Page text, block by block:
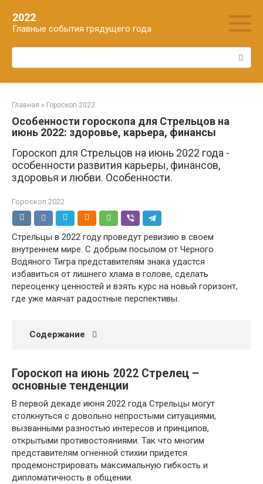
контенту
2022
Главные события грядущего года
Главная » Гороскоп 2022
Особенности гороскопа для Стрельцов на
июнь 2022: здоровье, карьера, финансы
Гороскоп для Стрельцов на июнь 2022 года -
особенности развития карьеры, финансов,
здоровья и любви. Особенности.
Гороскоп 2022
Стрельцы в 2022 году проведут ревизию в своем
внутреннем мире. С добрым посылом от Черного
Водяного Тигра представителям знака удастся
избавиться от лишнего хлама в голове, сделать
переоценку ценностей и взять курс на новый горизонт,
где уже маячат радостные перспективы.
Содержание
Гороскоп на июнь 2022 Стрелец –
основные тенденции
В первой декаде июня 2022 года Стрельцы могут
столкнуться с довольно непростыми ситуациями,
вызванными разностью интересов и принципов,
открытыми противостояниями. Так что многим
представителям огненной стихии придется
продемонстрировать максимальную гибкость и
дипломатичность в общении.